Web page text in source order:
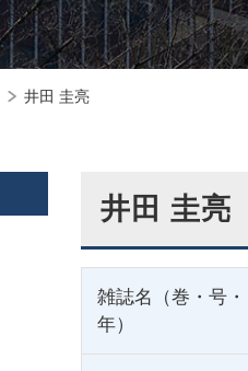
井田 圭亮
井田 圭亮
雑誌名（巻・号・
年）